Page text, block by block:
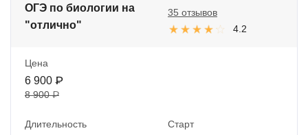
ОГЭ по биологии на
"отлично"
4.2
35 отзывов
Цена
6 900 ₽
8 900 ₽
Длительность Старт